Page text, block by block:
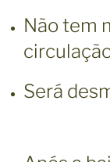
Não tem
Será